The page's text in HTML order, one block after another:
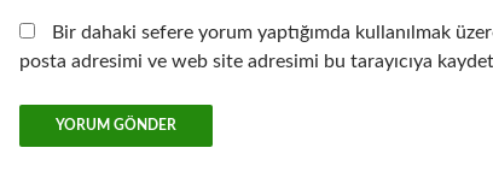
Bir dahaki sefere yorum yaptığımda kullanılmak
posta adresimi ve web site adresimi bu tarayıcıya